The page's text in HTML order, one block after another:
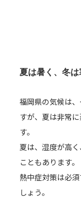
夏は暑く、冬は
福岡県の気候は
すが、夏は非常
す。
夏は、湿度が高
こともあります。
熱中症対策は必
しょう。